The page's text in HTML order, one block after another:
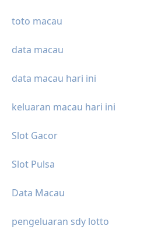
toto macau
data macau
data macau hari ini
keluaran macau hari ini
Slot Gacor
Slot Pulsa
Data Macau
pengeluaran sdy lotto